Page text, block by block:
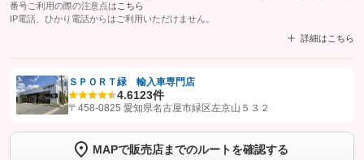
番号ご利用の際の注意点は こちら
IP電話、ひかり電話からはご利用いただけません。
詳細はこちら
【STEP1】認証画面でグーネットを友だち追加してから「許可する」ボタンを押
トーク画面で
ボタンをタップして問い合わせを
ＳＰＯＲＴ緑 輸入車専門店
4.6123件
〒458-0825 愛知県名古屋市緑区左京山５３２
MAPで販売店までのルートを確認する